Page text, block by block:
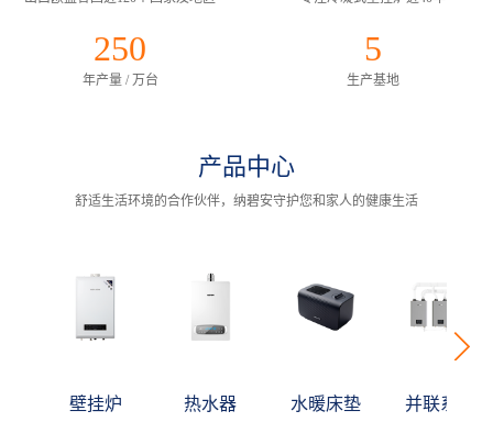
250
年产量 / 万台
5
生产基地
产品中心
舒适生活环境的合作伙伴，纳碧安守护您和家人的健康生活
壁挂炉 热水器 水暖床垫 并联系统